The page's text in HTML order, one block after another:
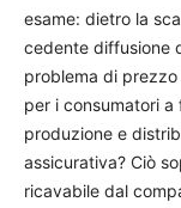
esame: dietro la
cedente diffusione
problema di
per i consumatori
produzione e
assicurativa? Ciò
ricavabile dal